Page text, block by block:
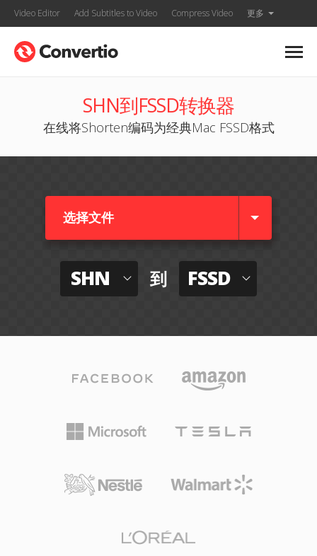
Video Editor Add Subtitles to Video Compress Video 更多
SHN到FSSD转换器
在线将Shorten编码为经典Mac FSSD格式
选择文件
SHN 到 FSSD